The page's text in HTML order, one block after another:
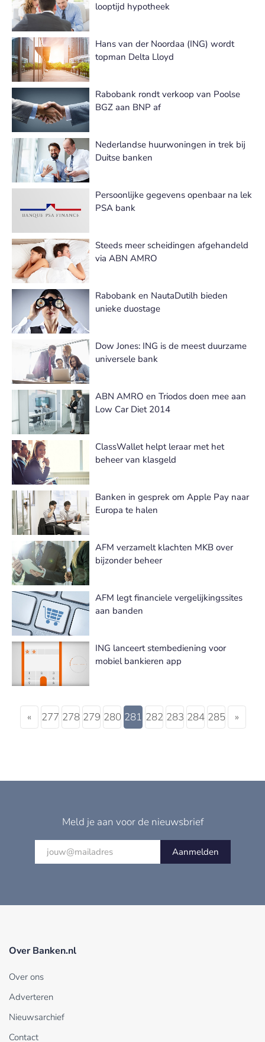
looptijd hypotheek
Hans van der Noordaa (ING) wordt
topman Delta Lloyd
Rabobank rondt verkoop van Poolse
BGZ aan BNP af
Nederlandse huurwoningen in trek bij
Duitse banken
Persoonlijke gegevens openbaar na lek
PSA bank
Steeds meer scheidingen afgehandeld
via ABN AMRO
Rabobank en NautaDutilh bieden
unieke duostage
Dow Jones: ING is de meest duurzame
universele bank
ABN AMRO en Triodos doen mee aan
Low Car Diet 2014
ClassWallet helpt leraar met het
beheer van klasgeld
Banken in gesprek om Apple Pay naar
Europa te halen
AFM verzamelt klachten MKB over
bijzonder beheer
AFM legt financiele vergelijkingssites
aan banden
ING lanceert stembediening voor
mobiel bankieren app
« 277 278 279 280 281 282 283 284 285 »
Meld je aan voor de nieuwsbrief
Aanmelden
Over Banken.nl
Over ons
Adverteren
Nieuwsarchief
Contact